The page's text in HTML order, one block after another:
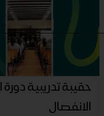
حقيبة تدريبية دورة
الانفصال